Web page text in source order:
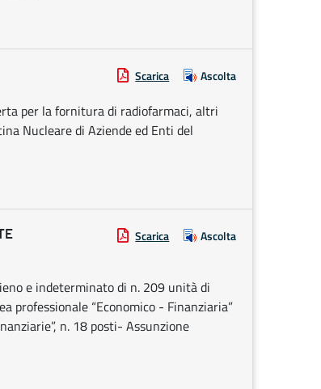
Scarica Ascolta
per la fornitura di radiofarmaci, altri
Nucleare di Aziende ed Enti del
Scarica Ascolta
e indeterminato di n. 209 unità di
professionale “Economico - Finanziaria”
n. 18 posti- Assunzione